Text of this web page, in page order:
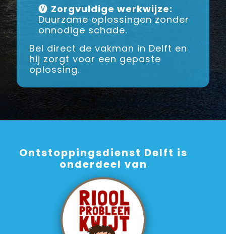
🅥 Zorgvuldige werkwijze:
Duurzame oplossingen zonder
onnodige schade.
Bel direct de vakman in Delft en
hij zorgt voor een gepaste
oplossing.
Ontstoppingsdienst Delft is
onderdeel van